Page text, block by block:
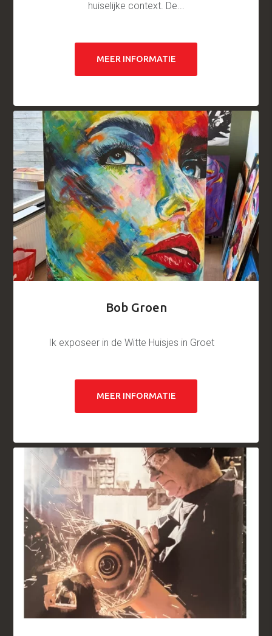
huiselijke context. De...
MEER INFORMATIE
Bob Groen
Ik exposeer in de Witte Huisjes in Groet
MEER INFORMATIE